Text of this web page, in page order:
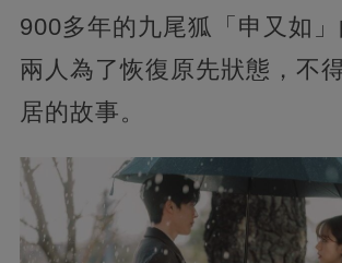
900多年的九尾狐「申又如」
兩人為了恢復原先狀態，不
居的故事。